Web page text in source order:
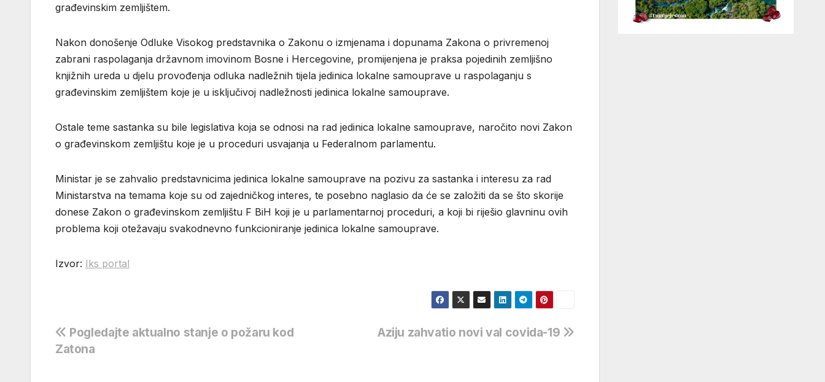
građevinskim zemljištem.
Nakon donošenje Odluke Visokog predstavnika o Zakonu o izmjenama i dopunama Zakona o privremenoj
zabrani raspolaganja državnom imovinom Bosne i Hercegovine, promijenjena je praksa pojedinih zemljišno
knjižnih ureda u djelu provođenja odluka nadležnih tijela jedinica lokalne samouprave u raspolaganju s
građevinskim zemljištem koje je u isključivoj nadležnosti jedinica lokalne samouprave.
Ostale teme sastanka su bile legislativa koja se odnosi na rad jedinica lokalne samouprave, naročito novi Zakon
o građevinskom zemljištu koje je u proceduri usvajanja u Federalnom parlamentu.
Ministar je se zahvalio predstavnicima jedinica lokalne samouprave na pozivu za sastanka i interesu za rad
Ministarstva na temama koje su od zajedničkog interes, te posebno naglasio da će se založiti da se što skorije
donese Zakon o građevinskom zemljištu F BiH koji je u parlamentarnoj proceduri, a koji bi riješio glavninu ovih
problema koji otežavaju svakodnevno funkcioniranje jedinica lokalne samouprave.
Izvor: Iks portal
Navigacija
Aziju zahvatio novi val covida-19
Pogledajte aktualno stanje o požaru kod
Zatona